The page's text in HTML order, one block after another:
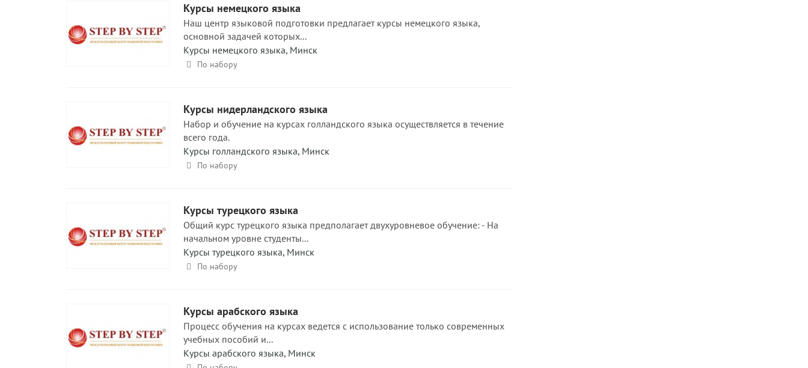
Курсы немецкого языка
Наш центр языковой подготовки предлагает курсы немецкого языка,
основной задачей которых...
Курсы немецкого языка, Минск
По набору
Курсы нидерландского языка
Набор и обучение на курсах голландского языка осуществляется в течение
всего года.
Курсы голландского языка, Минск
По набору
Курсы турецкого языка
Общий курс турецкого языка предполагает двухуровневое обучение: - На
начальном уровне студенты...
Курсы турецкого языка, Минск
По набору
Курсы арабского языка
Процесс обучения на курсах ведется с использование только современных
учебных пособий и...
Курсы арабского языка, Минск